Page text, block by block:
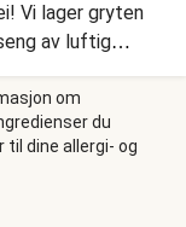
Vi lager gryten
av luftig
om
du
til dine allergi- og